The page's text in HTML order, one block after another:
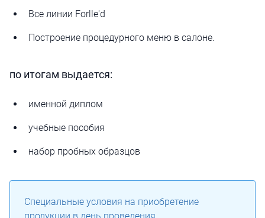
Все линии Forlle'd
Построение процедурного меню в салоне.
по итогам выдается:
именной диплом
учебные пособия
набор пробных образцов
Специальные условия на приобретение
продукции в день проведения